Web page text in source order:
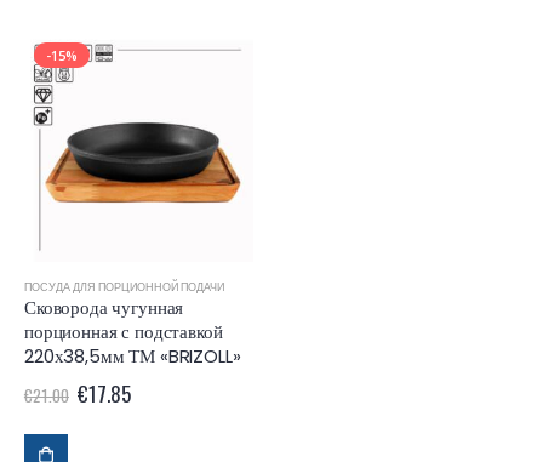
-15%
ПОСУДА ДЛЯ ПОРЦИОННОЙ ПОДАЧИ
Сковорода чугунная
порционная с подставкой
220х38,5мм ТМ «BRIZOLL»
€21.00 €17.85